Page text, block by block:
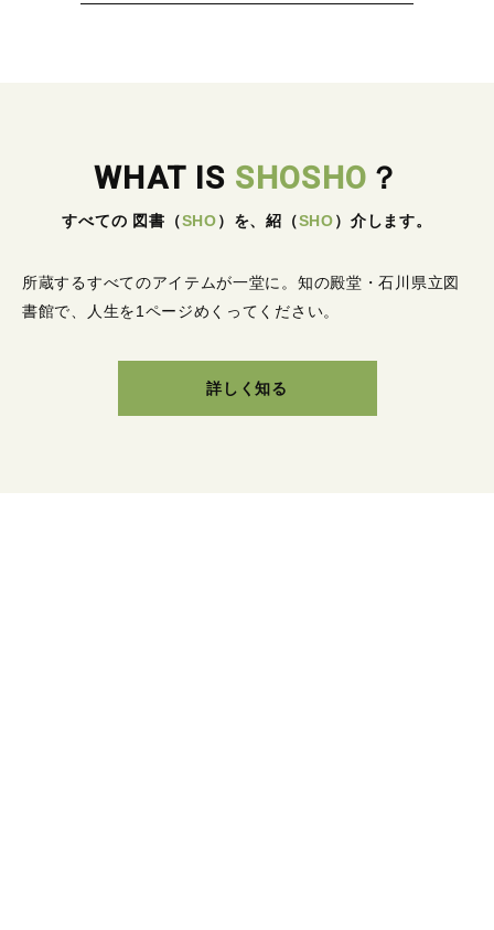
WHAT IS SHOSHO ？
すべての 図書 （SHO） を、紹 （SHO） 介します。
所蔵するすべてのアイテムが一堂に。 知の殿堂・石川県立図
書館で、人生を1ページめくってください。
詳しく知る